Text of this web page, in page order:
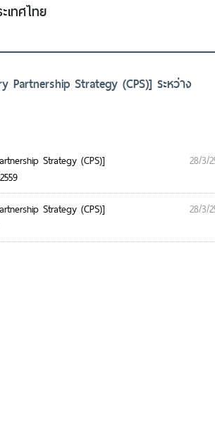
เทศไทย
Partnership Strategy (CPS)] ระหว่าง
Strategy (CPS)]
28/3/
Strategy (CPS)]
28/3/